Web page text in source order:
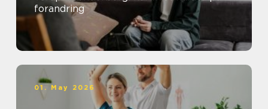
forandring
01. May 2026